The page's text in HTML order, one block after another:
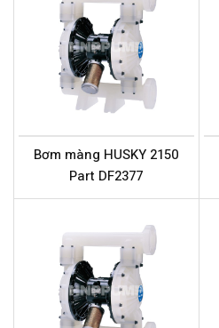
Bơm màng HUSKY 2150
Part DF2377